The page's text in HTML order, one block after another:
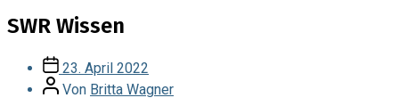
SWR Wissen
Veröffentlichungsdatum
23. April 2022
Beitragsautor
Von Britta Wagner